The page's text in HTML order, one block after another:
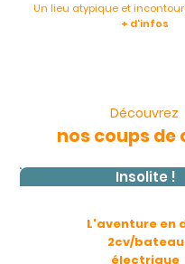
Un lieu atypique et
+ d'infos
Découvrez
nos coups de
Insolite !
L'aventure en
2cv/bateau
électrique